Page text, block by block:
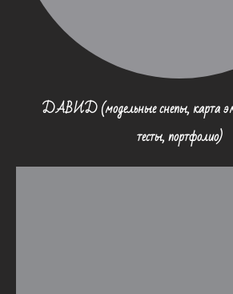
ДАВИД (модельные снепы, карта
тесты, портфолио)